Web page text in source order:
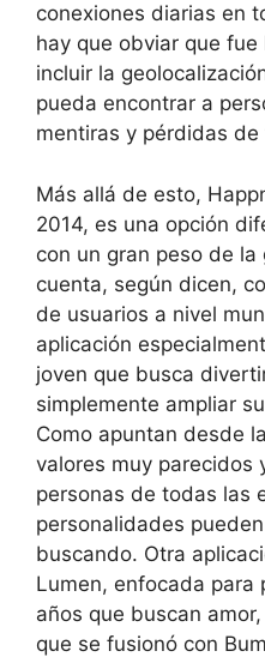
conexiones diarias en
hay que obviar que
incluir la
pueda encontrar a
mentiras y pérdidas de
Más allá de esto,
2014, es una opción
con un gran peso de la
cuenta, según dicen,
de usuarios a nivel
aplicación
joven que busca
simplemente ampliar
Como apuntan desde
valores muy parecidos
personas de todas las
personalidades
buscando. Otra
Lumen, enfocada para
años que buscan
que se fusionó con